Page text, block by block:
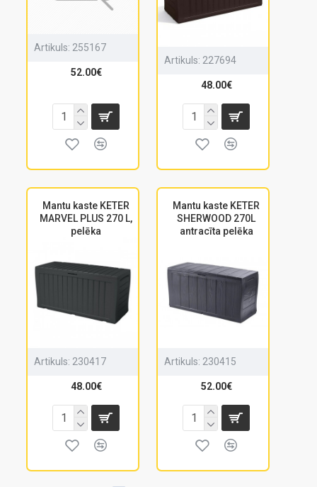
Artikuls: 255167
52.00€
Artikuls: 227694
48.00€
Mantu kaste KETER
MARVEL PLUS 270 L,
pelēka
Artikuls: 230417
48.00€
Mantu kaste KETER
SHERWOOD 270L
antracīta pelēka
Artikuls: 230415
52.00€